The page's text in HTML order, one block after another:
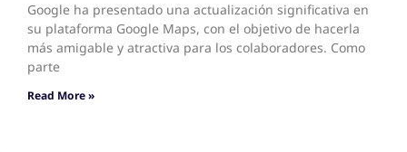
Google ha presentado una actualización significativa en
su plataforma Google Maps, con el objetivo de hacerla
más amigable y atractiva para los colaboradores. Como
parte
Read More »